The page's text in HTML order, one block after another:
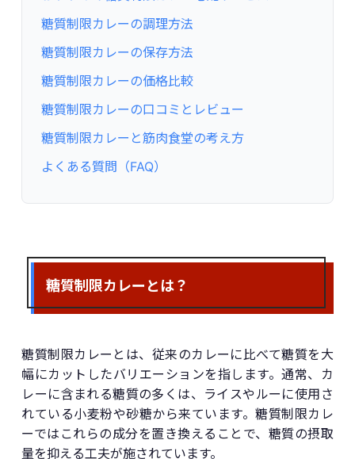
糖質制限カレーの調理方法
糖質制限カレーの保存方法
糖質制限カレーの価格比較
糖質制限カレーの口コミとレビュー
糖質制限カレーと筋肉食堂の考え方
よくある質問（FAQ）
糖質制限カレーとは？
糖質制限カレーとは、従来のカレーに比べて糖質を大
幅にカットしたバリエーションを指します。通常、カ
レーに含まれる糖質の多くは、ライスやルーに使用さ
れている小麦粉や砂糖から来ています。糖質制限カレ
ーではこれらの成分を置き換えることで、糖質の摂取
量を抑える工夫が施されています。